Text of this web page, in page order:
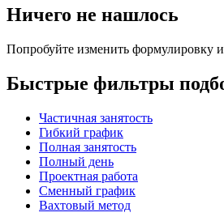
Ничего не нашлось
Попробуйте изменить формулировку
Быстрые фильтры
Частичная занятость
Гибкий график
Полная занятость
Полный день
Проектная работа
Сменный график
Вахтовый метод